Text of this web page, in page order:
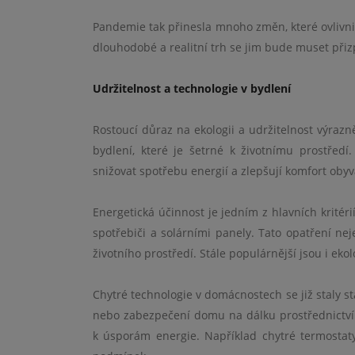
Pandemie tak přinesla mnoho změn, které
dlouhodobé a realitní trh se jim bude muset
Udržitelnost a technologie v bydlení
Rostoucí důraz na ekologii a udržitelnost
bydlení, které je šetrné k životnímu
snižovat spotřebu energií a zlepšují komfort
Energetická účinnost je jedním z hlavních
spotřebiči a solárními panely. Tato opatření
životního prostředí. Stále populárnější jsou i
Chytré technologie v domácnostech se již staly
nebo zabezpečení domu na dálku
k úsporám energie. Například chytré